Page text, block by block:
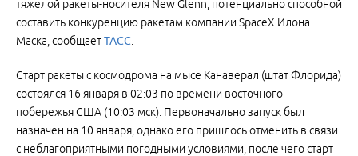
тяжелой ракеты-носителя New Glenn, потенциально способной
составить конкуренцию ракетам компании SpaceX Илона
Маска, сообщаетТАСС
Старт ракеты с космодрома на мысе Канаверал (штат Флорида)
состоялся 16 января в 02:03 по времени восточного
побережья США (10:03 мск). Первоначально запуск был
назначен на 10 января, однако его пришлось отменить в связи
с неблагоприятными погодными условиями, после чего старт